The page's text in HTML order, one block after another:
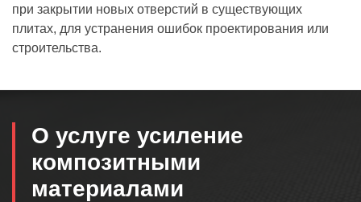
при закрытии новых отверстий в существующих
плитах, для устранения ошибок проектирования или
строительства.
О услуге усиление
композитными
материалами